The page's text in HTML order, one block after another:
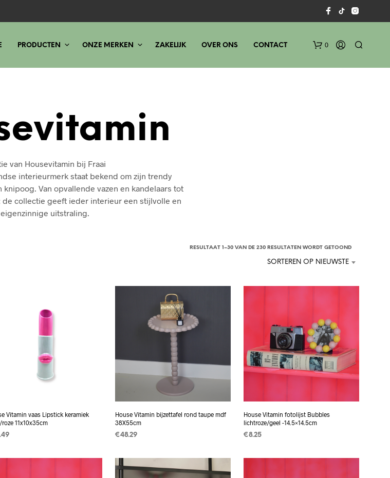
PRODUCTEN ONZE MERKEN ZAKELIJK OVER ONS CONTACT 0
van Housevitamin bij Fraai
interieurmerk staat bekend om zijn trendy
Van opvallende vazen en kandelaars tot
de collectie geeft ieder interieur een stijlvolle en
eigenzinnige uitstraling.
RESULTAAT 1–30 VAN DE 230 RESULTATEN WORDT GETOONDGESORTEERD
SORTEREN OP NIEUWSTE
Vitamin vaas Lipstick keramiek
11x10x35cm
House Vitamin bijzettafel rond taupe mdf
38X55cm
€48.29
WINKELWAGEN
House Vitamin fotolijst Bubbles
lichtroze/geel -14.5×14.5cm
€8.25
WINKELWAGEN